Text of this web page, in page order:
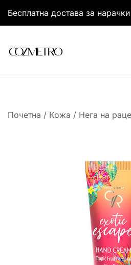
Бесплатна достава за
Почетна / Кожа / Нега на